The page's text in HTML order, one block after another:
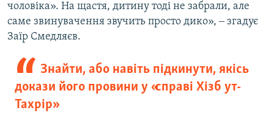
чоловіка». На щастя, дитину тоді не забрали, але
саме звинувачення звучить просто дико», ‒ згадує
Заїр Смедляєв.
Знайти, або навіть підкинути, якісь
докази його провини у «справі Хізб ут-
Тахрір»